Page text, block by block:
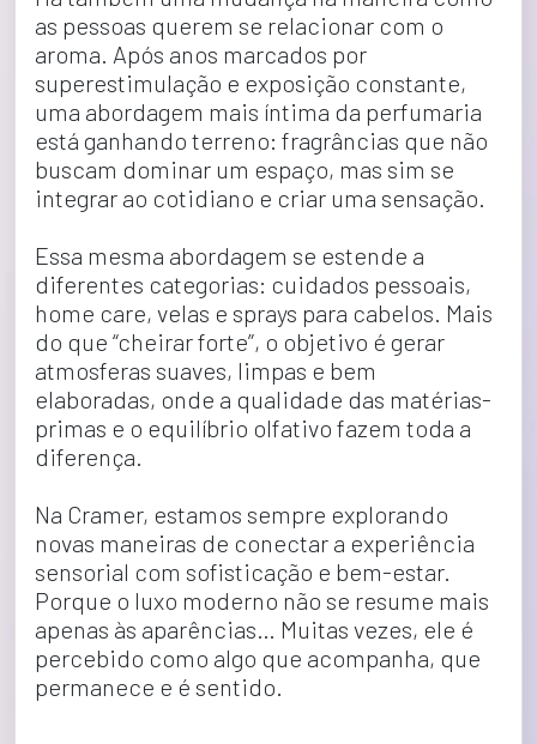
as pessoas querem se relacionar com o
aroma. Após anos marcados por
superestimulação e exposição constante,
uma abordagem mais íntima da perfumaria
está ganhando terreno: fragrâncias que não
buscam dominar um espaço, mas sim se
integrar ao cotidiano e criar uma sensação.
Essa mesma abordagem se estende a
diferentes categorias: cuidados pessoais,
home care, velas e sprays para cabelos. Mais
do que “cheirar forte”, o objetivo é gerar
atmosferas suaves, limpas e bem
elaboradas, onde a qualidade das matérias-
primas e o equilíbrio olfativo fazem toda a
diferença.
Na Cramer, estamos sempre explorando
novas maneiras de conectar a experiência
sensorial com sofisticação e bem-estar.
Porque o luxo moderno não se resume mais
apenas às aparências… Muitas vezes, ele é
percebido como algo que acompanha, que
permanece e é sentido.